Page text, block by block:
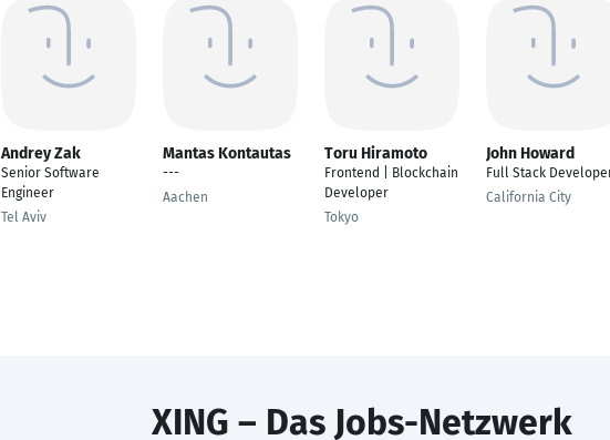
Andrey Zak
Senior Software
Engineer
Tel Aviv
Mantas Kontautas
---
Aachen
Toru Hiramoto
Frontend | Blockchain
Developer
Tokyo
John Howard
Full Stack
California City
XING – Das Jobs-Netzwerk